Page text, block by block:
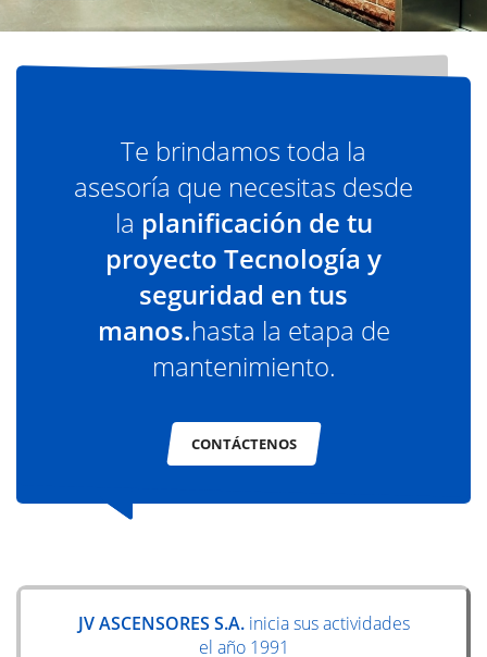
Te brindamos toda la
asesoría que necesitas desde
la planificación de tu
proyecto Tecnología y
seguridad en tus
manos.hasta la etapa de
mantenimiento.
CONTÁCTENOS
JV ASCENSORES S.A. inicia sus actividades
el año 1991